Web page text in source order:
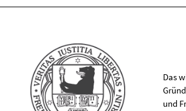
Das
und